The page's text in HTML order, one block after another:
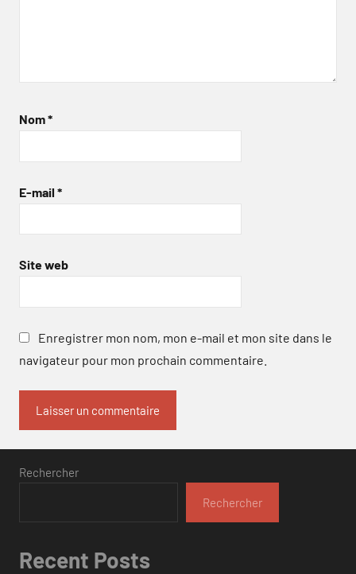
Nom*
E-mail *
Site web
Enregistrer mon nom, mon e-mail et mon site dans le
navigateur pour mon prochain commentaire.
Rechercher
Rechercher
Recent Posts